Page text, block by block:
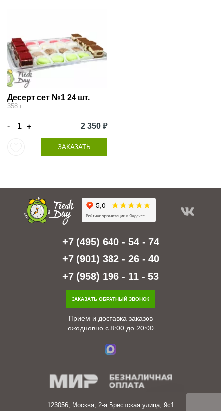
Десерт сет №1 24 шт.
358 г
- + 2 350 ₽
ЗАКАЗАТЬ
+7 (495) 640 - 54 - 74
+7 (901) 382 - 26 - 40
+7 (958) 196 - 11 - 53
ЗАКАЗАТЬ ОБРАТНЫЙ ЗВОНОК
Прием и доставка заказов
ежедневно с 8:00 до 20:00
123056, Москва, 2-я Брестская улица, 9с1